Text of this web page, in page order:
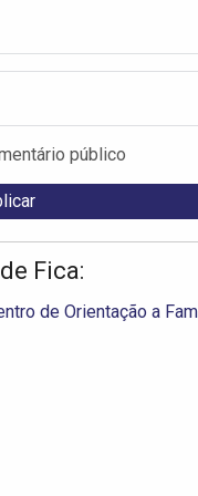
público
Fica:
de Orientação a